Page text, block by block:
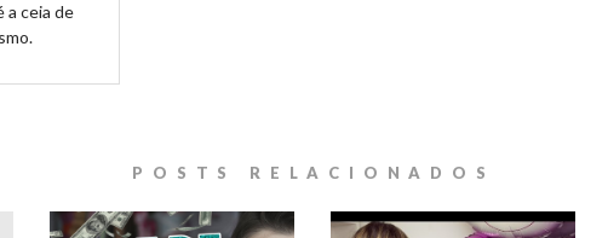
a ceia de
POSTS RELACIONADOS